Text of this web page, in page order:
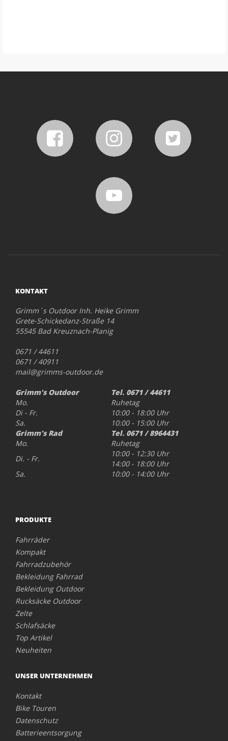
KONTAKT
Grimm´s Outdoor Inh. Heike Grimm
Grete-Schickedanz-Straße 14
55545 Bad Kreuznach-Planig
0671 / 44611
0671 / 40911
mail@grimms-outdoor.de
Grimm's Outdoor
Tel. 0671 / 44611
Mo.
Ruhetag
Di - Fr.
10:00 - 18:00 Uhr
Sa.
10:00 - 15:00 Uhr
Grimm's Rad
Tel. 0671 / 8964431
Mo.
Ruhetag
Di. - Fr.
10:00 - 12:30 Uhr
14:00 - 18:00 Uhr
Sa.
10:00 - 14:00 Uhr
PRODUKTE
Fahrräder
Kompakt
Fahrradzubehör
Bekleidung Fahrrad
Bekleidung Outdoor
Rucksäcke Outdoor
Zelte
Schlafsäcke
Top Artikel
Neuheiten
UNSER UNTERNEHMEN
Kontakt
Bike Touren
Datenschutz
Batterieentsorgung